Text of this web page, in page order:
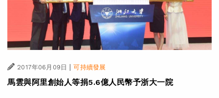
2017年06月09日 可持續發展
馬雲與阿里創始人等捐5.6億人民幣予浙大一院